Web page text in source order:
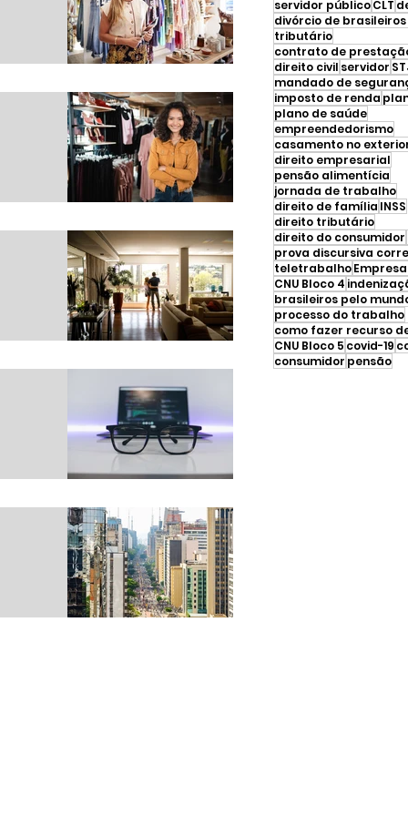
servidor públicoCLT
tributário
direito civil servidor
mandado de
imposto de renda
plano de saúde
empreendedorismo
casamento no
direito empresarial
pensão alimentícia
jornada de trabalho
direito de família INSS
direito tributário
direito do consumidor
prova discursiva
teletrabalho
CNU Bloco 4
brasileiros pelo
processo do trabalho
CNU Bloco 5 covid-19
consumidor pensão